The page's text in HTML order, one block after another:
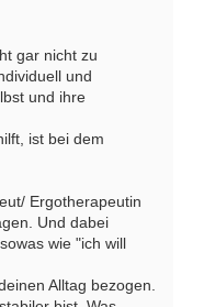
gar nicht zu
und
und ihre
ist bei dem
Ergotherapeutin
Und dabei
wie "ich will
Alltag bezogen.